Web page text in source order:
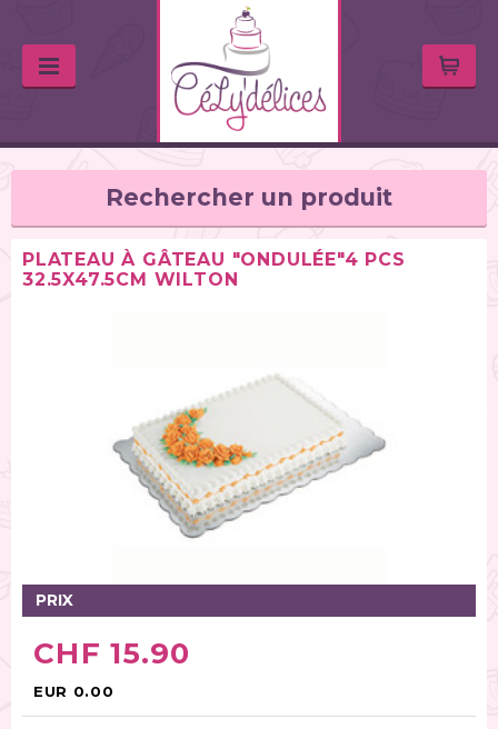
Rechercher un produit
Douilles (76)
Poches à douille et bouteilles (62)
Spatules / ustensiles (90)
Tables tournantes (5)
Rouleaux (18)
Emporte-pièces (167)
Bordures à gâteaux (35)
Outils pour pâte à sucre (86)
PLATEAU À GÂTEAU "ONDULÉE"4 PCS
32.5X47.5CM WILTON
PRIX
CHF 15.90
EUR 0.00